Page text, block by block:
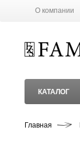
О компании
КАТАЛОГ
Главная